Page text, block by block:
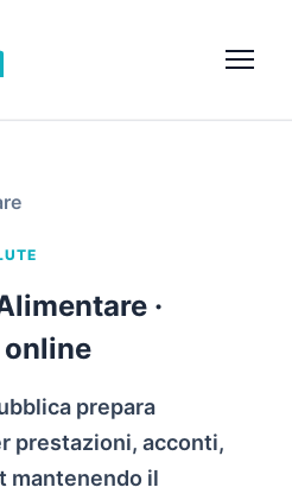
·
prepara
prestazioni, acconti,
mantenendo il